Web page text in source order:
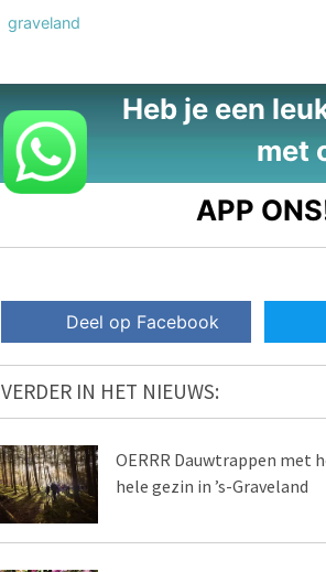
graveland
Heb je een
met
APP
Deel op Facebook
VERDER IN HET NIEUWS:
OERRR Dauwtrappen met
hele gezin in ’s-Graveland